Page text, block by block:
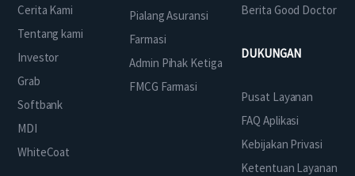
Cerita Kami
Tentang kami
Investor
Grab
Softbank
MDI
WhiteCoat
Pialang Asuransi
Farmasi
Admin Pihak Ketiga
FMCG Farmasi
Berita Good Doctor
DUKUNGAN
Pusat Layanan
FAQ Aplikasi
Kebijakan Privasi
Ketentuan Layanan